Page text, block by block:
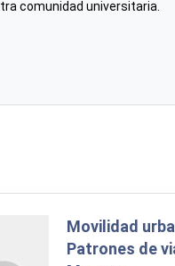
comunidad universitaria.
Movilidad
Patrones de